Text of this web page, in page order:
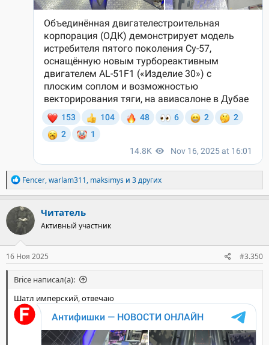
Р
е
а
к
ц
и
и
:
Fencer,warlam311, maksimys и 3 других
Читатель
Активный участник
16 Ноя 2025 #3.350
Brice написал(а):
Шатл имперский, отвечаю